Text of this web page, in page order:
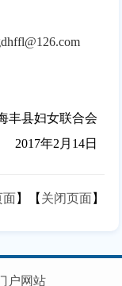
丰县妇女联合会
2017年2月14日
面】【 关闭页面】
户网站